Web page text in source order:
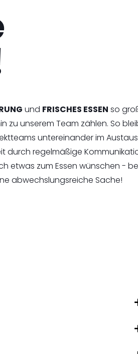
und FRISCHES ESSEN so
zu unserem Team zählen. So
untereinander im
durch regelmäßige
etwas zum Essen wünschen -
abwechslungsreiche Sache!